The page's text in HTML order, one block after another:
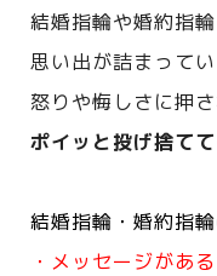
結婚指輪や婚約指
思い出が詰まって
怒りや悔しさに押
ポイッと投げ捨て
結婚指輪・婚約指
・メッセージがあ